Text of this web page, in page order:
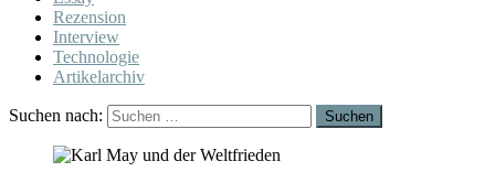
Rezension
Interview
Technologie
Artikelarchiv
Suchen nach: